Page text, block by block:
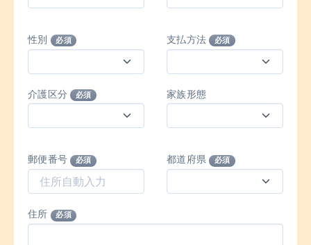
性別 必須 支払方法 必須
介護区分 必須 家族形態
郵便番号 必須 都道府県 必須
住所 必須